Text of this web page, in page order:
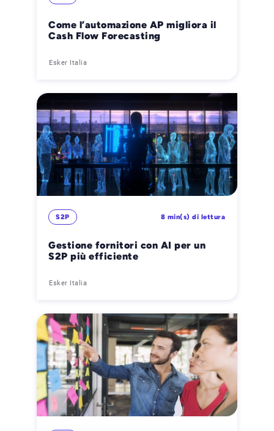
Come l’automazione AP migliora il
Cash Flow Forecasting
Esker Italia
S2P
Gestione fornitori con AI per un
S2P più efficiente
Esker Italia
8 min(s) di lettura